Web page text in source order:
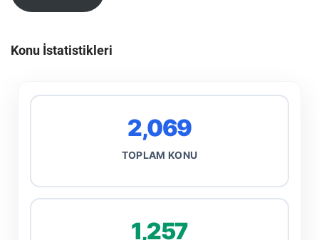
Konu İstatistikleri
2,069
TOPLAM KONU
1,257